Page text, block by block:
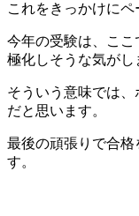
これをきっかけに
今年の受験は、こ
極化しそうな気がし
そういう意味では
だと思います。
最後の頑張りで合
す。